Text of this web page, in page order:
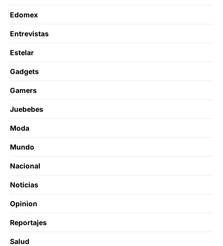
Edomex
Entrevistas
Estelar
Gadgets
Gamers
Juebebes
Moda
Mundo
Nacional
Noticias
Opinion
Reportajes
Salud